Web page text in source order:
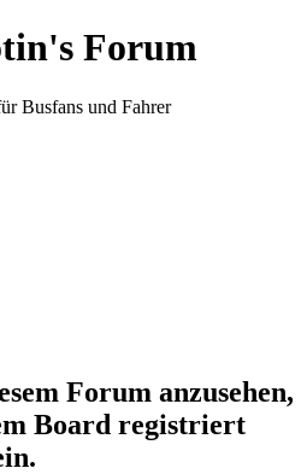
Forum
Busfans und Fahrer
Forum anzusehen,
Board registriert